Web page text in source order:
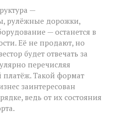
—
рулёжные дорожки,
— останется в
Её не продают, но
будет отвечать за
перечисляя
платёж. Такой формат
заинтересован
ведь от их состояния